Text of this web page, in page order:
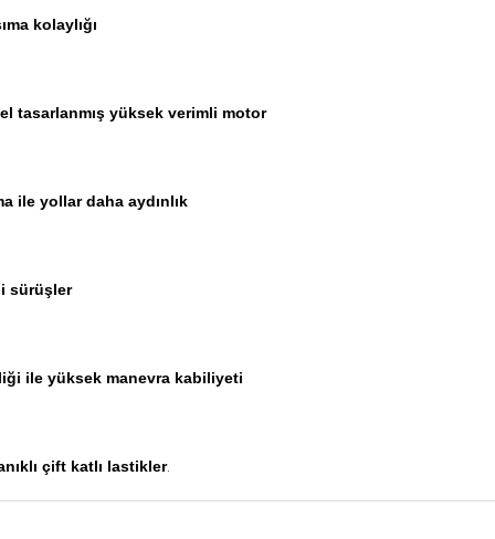
kolaylığı
tasarlanmış yüksek verimli motor
ile yollar daha aydınlık
sürüşler
ile yüksek manevra kabiliyeti
çift katlı lastikler.